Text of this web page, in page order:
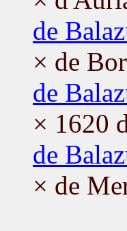
de
× de
de
× 1620
de
× de